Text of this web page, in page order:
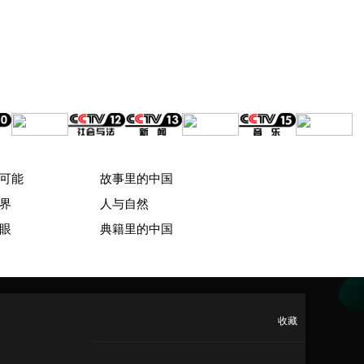
能
故事里的中国
人与自然
典籍里的中国
收藏